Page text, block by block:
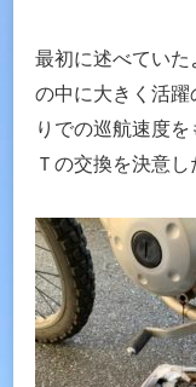
最初に述べてい
の中に大きく活躍
りでの巡航速度
Ｔの交換を決意し